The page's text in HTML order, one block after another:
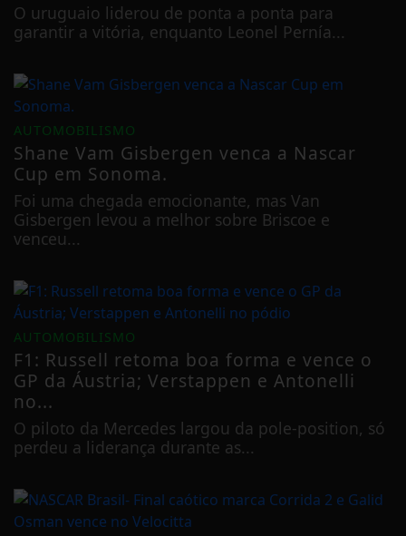
O uruguaio liderou de ponta a ponta para
garantir a vitória, enquanto Leonel Pernía...
AUTOMOBILISMO
Shane Vam Gisbergen venca a Nascar
Cup em Sonoma.
Foi uma chegada emocionante, mas Van
Gisbergen levou a melhor sobre Briscoe e
venceu...
AUTOMOBILISMO
F1: Russell retoma boa forma e vence o
GP da Áustria; Verstappen e Antonelli
no...
O piloto da Mercedes largou da pole-position, só
perdeu a liderança durante as...